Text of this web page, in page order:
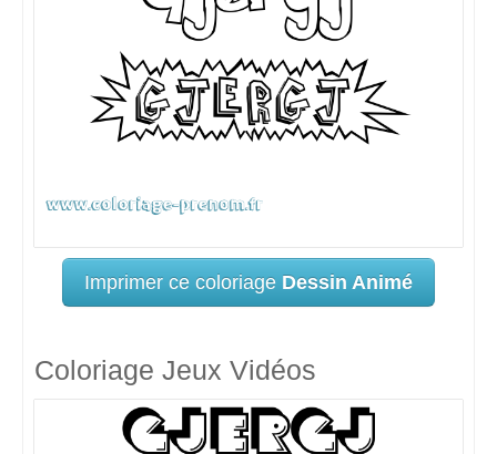
Imprimer ce coloriage Dessin Animé
Coloriage Jeux Vidéos